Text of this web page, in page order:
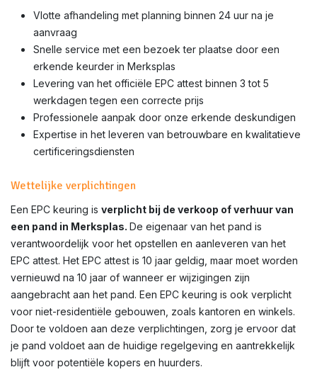
Vlotte afhandeling met planning binnen 24 uur na je
aanvraag
Snelle service met een bezoek ter plaatse door een
erkende keurder in Merksplas
Levering van het officiële EPC attest binnen 3 tot 5
werkdagen tegen een correcte prijs
Professionele aanpak door onze erkende deskundigen
Expertise in het leveren van betrouwbare en kwalitatieve
certificeringsdiensten
Wettelijke verplichtingen
Een EPC keuring is verplicht bij de verkoop of verhuur van
een pand in Merksplas. De eigenaar van het pand is
verantwoordelijk voor het opstellen en aanleveren van het
EPC attest. Het EPC attest is 10 jaar geldig, maar moet worden
vernieuwd na 10 jaar of wanneer er wijzigingen zijn
aangebracht aan het pand. Een EPC keuring is ook verplicht
voor niet-residentiële gebouwen, zoals kantoren en winkels.
Door te voldoen aan deze verplichtingen, zorg je ervoor dat
je pand voldoet aan de huidige regelgeving en aantrekkelijk
blijft voor potentiële kopers en huurders.